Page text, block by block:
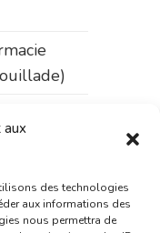
aux
des technologies
aux informations des
nous permettra de